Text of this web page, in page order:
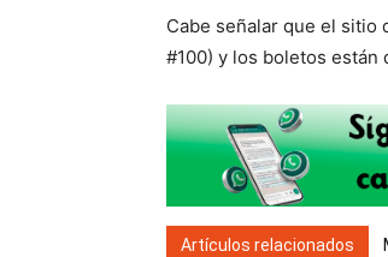
Cabe señalar que el sitio
#100) y los boletos están
Artículos relacionados